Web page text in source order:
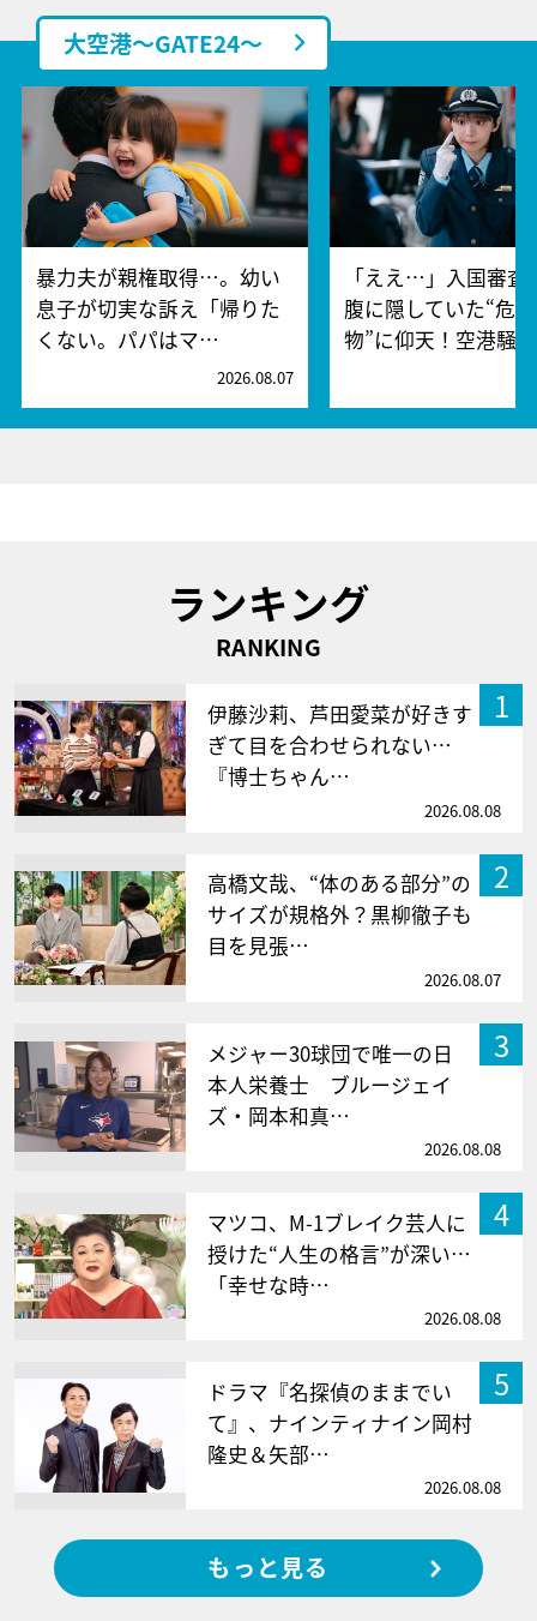
大空港～GATE24～
暴力夫が親権取得…。幼い
息子が切実な訴え「帰りた
くない。パパはマ…
2026.08.07
「ええ…」入国審査
腹に隠していた“危
物”に仰天！空港騒
ランキング
RANKING
1
伊藤沙莉、芦田愛菜が好きす
ぎて目を合わせられない…
『博士ちゃん…
2026.08.08
2
高橋文哉、“体のある部分”の
サイズが規格外？黒柳徹子も
目を見張…
2026.08.07
3
メジャー30球団で唯一の日
本人栄養士 ブルージェイ
ズ・岡本和真…
2026.08.08
4
マツコ、M-1ブレイク芸人に
授けた“人生の格言”が深い…
「幸せな時…
2026.08.08
5
ドラマ『名探偵のままでい
て』、ナインティナイン岡村
隆史＆矢部…
2026.08.08
もっと見る